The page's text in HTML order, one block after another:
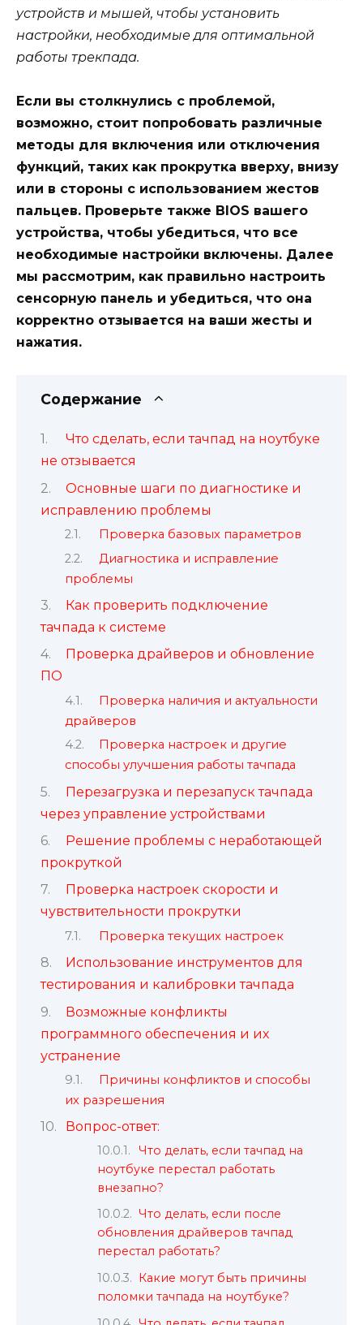
устройств и мышей, чтобы установить
настройки, необходимые для оптимальной
работы трекпада.
Если вы столкнулись с проблемой,
возможно, стоит попробовать различные
методы для включения или отключения
функций, таких как прокрутка вверху, внизу
или в стороны с использованием жестов
пальцев. Проверьте также BIOS вашего
устройства, чтобы убедиться, что все
необходимые настройки включены. Далее
мы рассмотрим, как правильно настроить
сенсорную панель и убедиться, что она
корректно отзывается на ваши жесты и
нажатия.
Содержание
Что сделать, если тачпад на ноутбуке
не отзывается
Основные шаги по диагностике и
исправлению проблемы
Проверка базовых параметров
Диагностика и исправление
проблемы
Как проверить подключение
тачпада к системе
Проверка драйверов и обновление
ПО
Проверка наличия и актуальности
драйверов
Проверка настроек и другие
способы улучшения работы тачпада
Перезагрузка и перезапуск тачпада
через управление устройствами
Решение проблемы с неработающей
прокруткой
Проверка настроек скорости и
чувствительности прокрутки
Проверка текущих настроек
Использование инструментов для
тестирования и калибровки тачпада
Возможные конфликты
программного обеспечения и их
устранение
Причины конфликтов и способы
их разрешения
Вопрос-ответ:
Что делать, если тачпад на
ноутбуке перестал работать
внезапно?
Что делать, если после
обновления драйверов тачпад
перестал работать?
Какие могут быть причины
поломки тачпада на ноутбуке?